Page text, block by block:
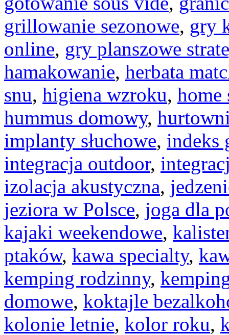
grillowanie sezonowe, gry
online, gry planszowe
hamakowanie, herbata
snu, higiena wzroku, home
hummus domowy,
implanty słuchowe, indeks
integracja outdoor,
izolacja akustyczna,
jeziora w Polsce, joga dla
kajaki weekendowe,
ptaków, kawa specialty,
kemping rodzinny,
domowe, koktajle
kolonie letnie, kolor roku,